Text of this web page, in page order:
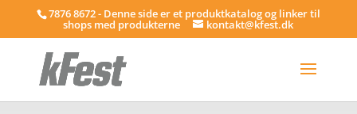
7876 8672 - Denne side er et produktkatalog og linker til
shops med produkterne kontakt@kfest.dk